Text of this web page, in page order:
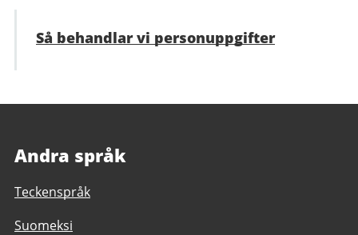
Så behandlar vi personuppgifter
Andra språk
Teckenspråk
Suomeksi